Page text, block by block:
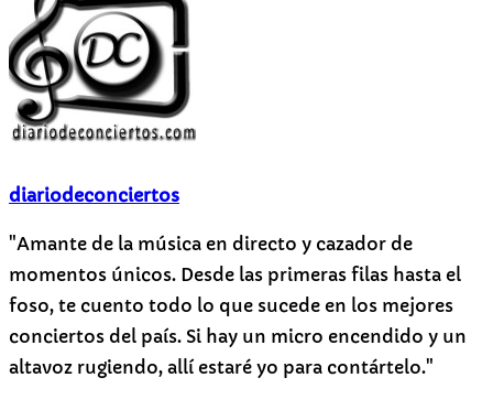
diariodeconciertos
"Amante de la música en directo y cazador de
momentos únicos. Desde las primeras filas hasta el
foso, te cuento todo lo que sucede en los mejores
conciertos del país. Si hay un micro encendido y un
altavoz rugiendo, allí estaré yo para contártelo."